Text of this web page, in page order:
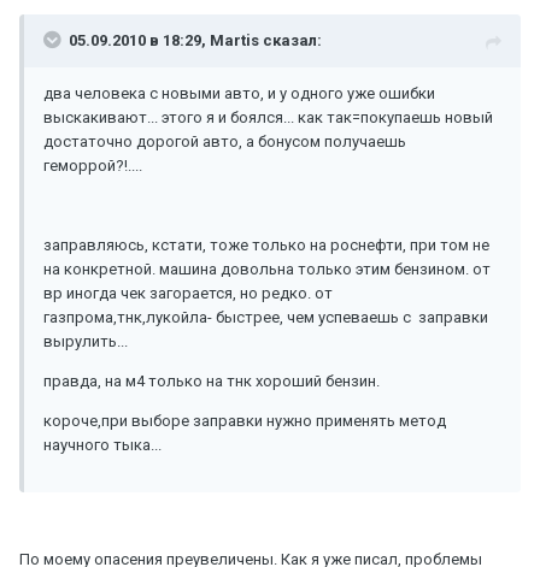
05.09.2010 в 18:29, Martis сказал:
два человека с новыми авто, и у одного уже ошибки
выскакивают... этого я и боялся... как так=покупаешь новый
достаточно дорогой авто, а бонусом получаешь
геморрой?!....
заправляюсь, кстати, тоже только на роснефти, при том не
на конкретной. машина довольна только этим бензином. от
вр иногда чек загорается, но редко. от
газпрома,тнк,лукойла- быстрее, чем успеваешь с заправки
вырулить...
правда, на м4 только на тнк хороший бензин.
короче,при выборе заправки нужно применять метод
научного тыка...
По моему опасения преувеличены. Как я уже писал, проблемы